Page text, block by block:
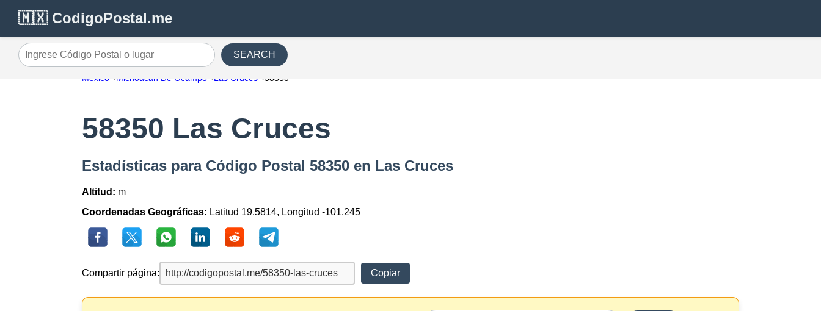
🇲🇽 CodigoPostal.me
Ingrese Código Postal o lugar SEARCH
México Michoacán De Ocampo Las Cruces 58350
58350 Las Cruces
Estadísticas para Código Postal 58350 en Las Cruces
Altitud: m
Coordenadas Geográficas: Latitud 19.5814, Longitud -101.245
Compartir página: Copiar